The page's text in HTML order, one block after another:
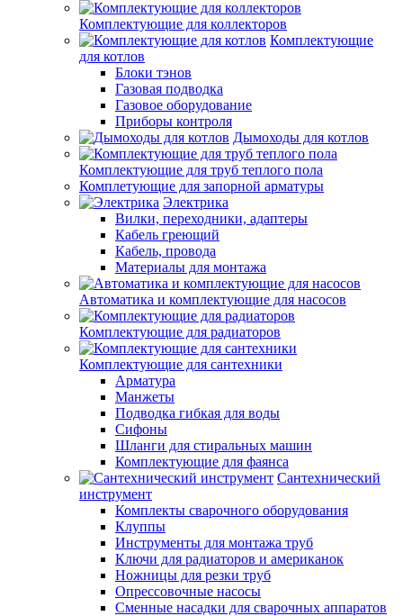
Комплектующие для коллекторов
Комплектующие
для котлов
Блоки тэнов
Газовая подводка
Газовое оборудование
Приборы контроля
Дымоходы для котлов
Комплектующие для труб теплого пола
Комплетующие для запорной арматуры
Электрика
Вилки, переходники, адаптеры
Кабель греющий
Кабель, провода
Материалы для монтажа
Автоматика и комплектующие для насосов
Комплектующие для радиаторов
Комплектующие для сантехники
Арматура
Манжеты
Подводка гибкая для воды
Сифоны
Шланги для стиральных машин
Комплектующие для фаянса
Сантехнический
инструмент
Комплекты сварочного оборудования
Клуппы
Инструменты для монтажа труб
Ключи для радиаторов и американок
Ножницы для резки труб
Опрессовочные насосы
Сменные насадки для сварочных аппаратов